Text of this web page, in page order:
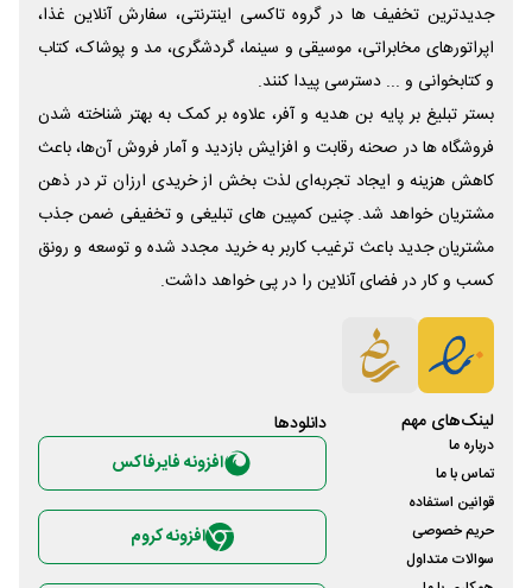
جدیدترین تخفیف ها در گروه تاکسی اینترنتی، سفارش آنلاین غذا،
اپراتورهای مخابراتی، موسیقی و سینما، گردشگری، مد و پوشاک، کتاب
و کتابخوانی و ... دسترسی پیدا کنند.
بستر تبلیغ بر پایه بن هدیه و آفر، علاوه بر کمک به بهتر شناخته شدن
فروشگاه ها در صحنه رقابت و افزایش بازدید و آمار فروش آن‌ها، باعث
کاهش هزینه و ایجاد تجربه‌ای لذت بخش از خریدی ارزان تر در ذهن
مشتریان خواهد شد. چنین کمپین های تبلیغی و تخفیفی ضمن جذب
مشتریان جدید باعث ترغیب کاربر به خرید مجدد شده و توسعه و رونق
کسب و کار در فضای آنلاین را در پی خواهد داشت.
لینک‌های مهم
درباره ما
تماس با ما
قوانین استفاده
حریم خصوصی
سوالات متداول
دانلود‌ها
افزونه فایرفاکس
افزونه کروم